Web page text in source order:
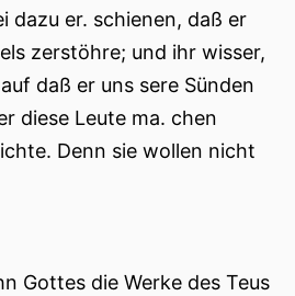
dazu er. schienen, daß er
zerstöhre; und ihr wisser,
daß er uns sere Sünden
diese Leute ma. chen
Denn sie wollen nicht
Gottes die Werke des Teus